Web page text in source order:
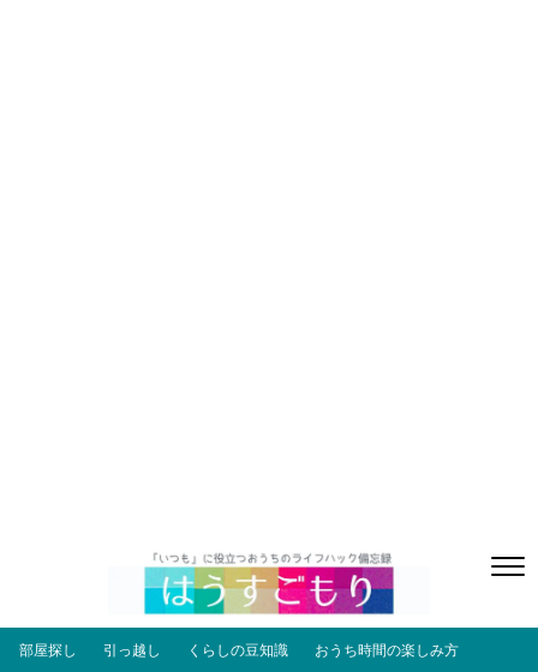
部屋探し 引っ越し くらしの豆知識 おうち時間の楽しみ方